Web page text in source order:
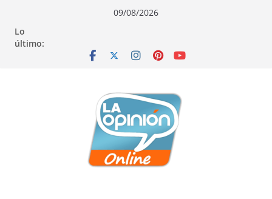
contenido
navegación
contenido
09/08/2026
Lo
último: